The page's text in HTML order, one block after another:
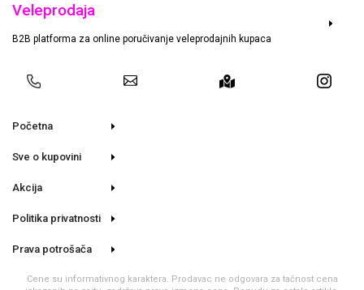
Veleprodaja
B2B platforma za online poručivanje veleprodajnih kupaca
Početna
Sve o kupovini
Akcija
Politika privatnosti
Prava potrošača
Cene su informativnog karaktera. Prodavac ne odgovara za tačnost cena